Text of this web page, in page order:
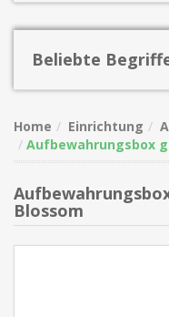
Beliebte
Home Einrichtung
Aufbewahrungsbox
Blossom